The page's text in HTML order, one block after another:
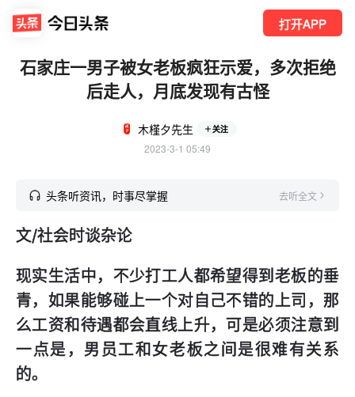
打开APP
石家庄一男子被女老板疯狂示爱，多次拒绝
后走人，月底发现有古怪
木槿夕先生 关注
2023-3-1 05:49
头条听资讯，时事尽掌握 去听全文
文/社会时谈杂论
现实生活中，不少打工人都希望得到老板的垂
青，如果能够碰上一个对自己不错的上司，那
么工资和待遇都会直线上升，可是必须注意到
一点是，男员工和女老板之间是很难有关系
的。